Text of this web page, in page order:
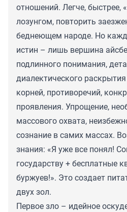
отношений. Легче, быстрее,
лозунгом, повторить
беднеющем народе. Но
истин – лишь вершина
подлинного понимания,
диалектического
корней, противоречий,
проявления. Упрощение,
массового охвата,
сознание в самих массах.
знания: «Я уже все понял!
государству + бесплатные
буржуев!». Это создает
двух зол.
Первое зло – идейное